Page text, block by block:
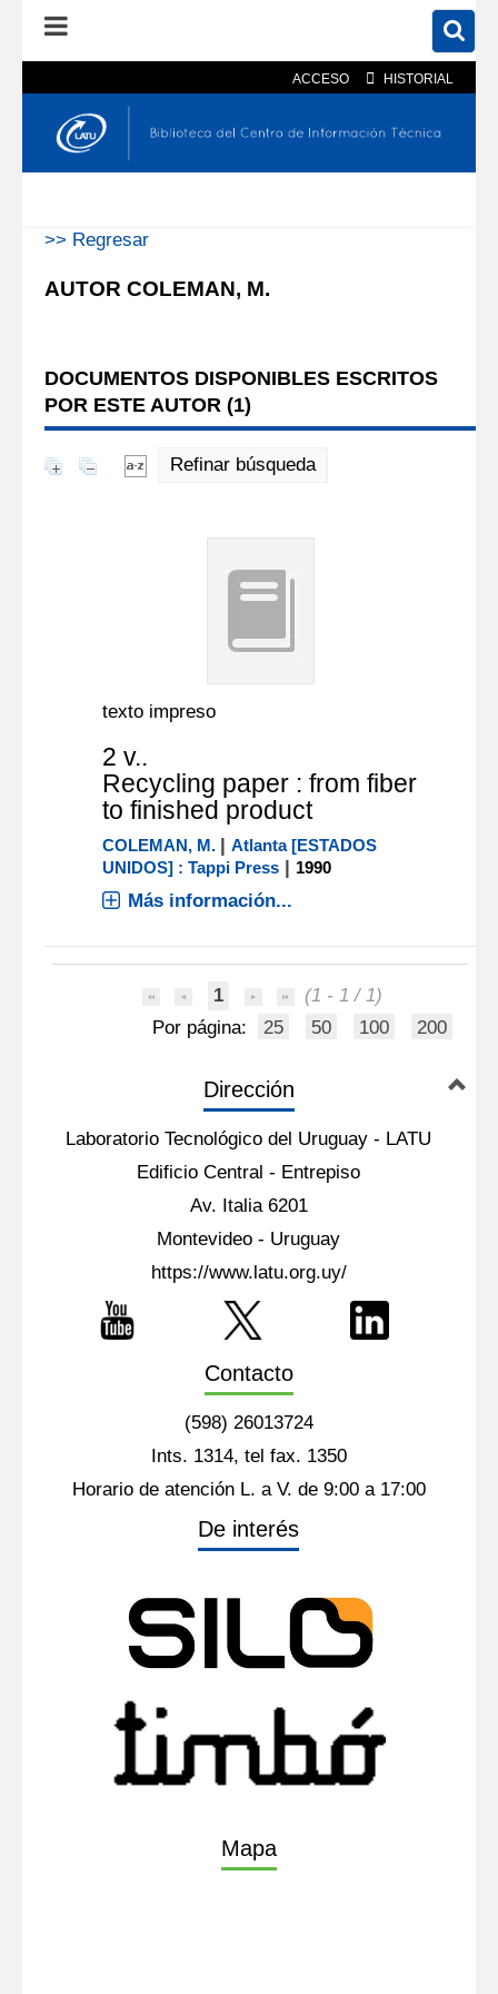
ACCESO HISTORIAL
En el catálogo En el sitio
>> Regresar
AUTOR COLEMAN, M.
DOCUMENTOS DISPONIBLES ESCRITOS
POR ESTE AUTOR (1)
Refinar búsqueda
texto impreso
2 v..
Recycling paper : from fiber
to finished product
COLEMAN, M. |Atlanta [ESTADOS
UNIDOS] : Tappi Press | 1990
Más información...
1
(1 - 1 / 1)
Por página:
25 50 100 200
Dirección
Laboratorio Tecnológico del Uruguay - LATU
Edificio Central - Entrepiso
Av. Italia 6201
Montevideo - Uruguay
https://www.latu.org.uy/
Contacto
(598) 26013724
Ints. 1314, tel fax. 1350
Horario de atención L. a V. de 9:00 a 17:00
De interés
Mapa